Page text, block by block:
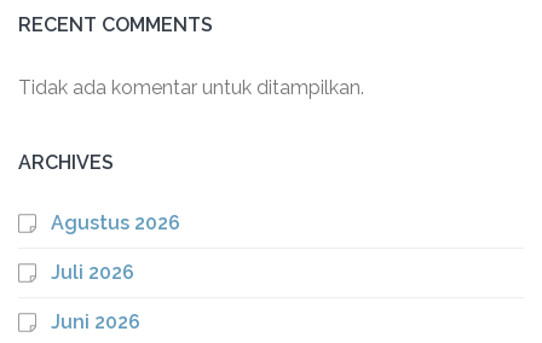
RECENT COMMENTS
Tidak ada komentar untuk ditampilkan.
ARCHIVES
Agustus 2026
Juli 2026
Juni 2026